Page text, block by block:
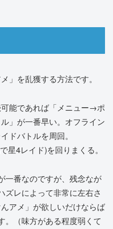
」を乱獲する方法です。
可能であれば「メニュー→ポ
」が一番早い。オフライン
ドバトルを周回。
星4レイド)を回りまくる。
一番なのですが、残念なが
ズレによって非常に左右さ
アメ」が欲しいだけならば
。（味方がある程度弱くて